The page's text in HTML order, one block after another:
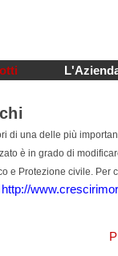
di una delle più
è in grado di
e Protezione civile. Per
http://